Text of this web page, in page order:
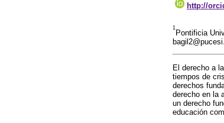
http://
1
Pontificia
El derecho a
tiempos de
derechos
derecho en la
un derecho
educación